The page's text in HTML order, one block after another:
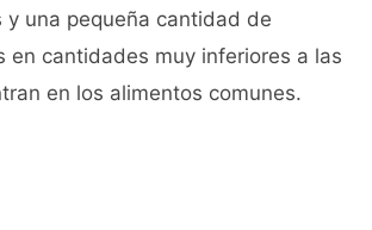
y una pequeña cantidad de
en cantidades muy inferiores a las
en los alimentos comunes.